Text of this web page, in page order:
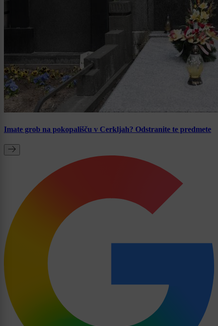
Imate grob na pokopališču v Cerkljah? Odstranite te predmete